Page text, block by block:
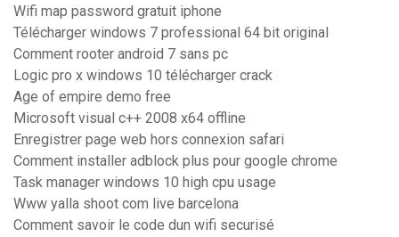
Wifi map password gratuit iphone
Télécharger windows 7 professional 64 bit original
Comment rooter android 7 sans pc
Logic pro x windows 10 télécharger crack
Age of empire demo free
Microsoft visual c++ 2008 x64 offline
Enregistrer page web hors connexion safari
Comment installer adblock plus pour google chrome
Task manager windows 10 high cpu usage
Www yalla shoot com live barcelona
Comment savoir le code dun wifi securisé